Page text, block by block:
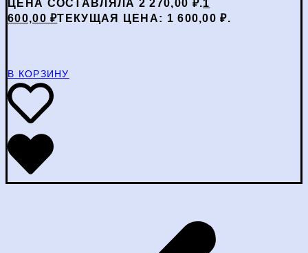
ЦЕНА СОСТАВЛЯЛА 2 270,00 ₽.1
600,00₽ТЕКУЩАЯ ЦЕНА: 1 600,00 ₽.
В КОРЗИНУ